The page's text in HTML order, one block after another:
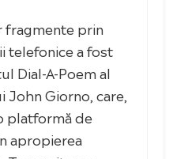
fragmente prin
telefonice a fost
Dial-A-Poem al
Giorno, care,
platformă de
apropierea